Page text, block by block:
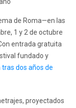
de Roma—en las
1 y 2 de octubre
Con entrada gratuita
fundado y
dos años de
proyectados